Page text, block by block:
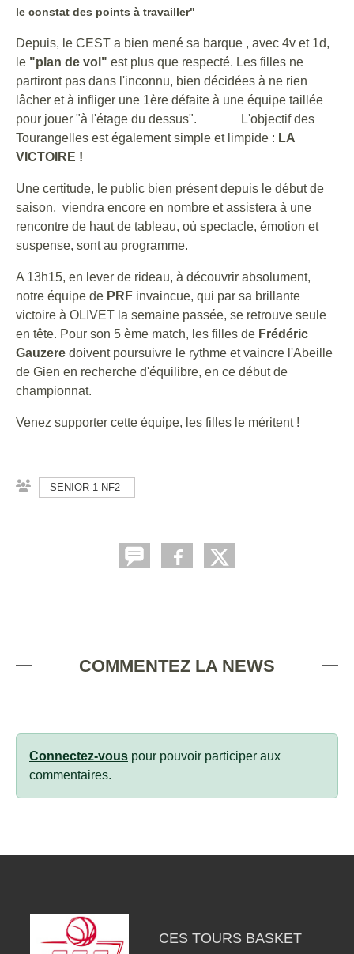
le constat des points à travailler"
Depuis, le CEST a bien mené sa barque , avec 4v et 1d,
le "plan de vol" est plus que respecté. Les filles ne
partiront pas dans l'inconnu, bien décidées à ne rien
lâcher et à infliger une 1ère défaite à une équipe taillée
pour jouer "à l'étage du dessus". L'objectif des
Tourangelles est également simple et limpide : LA
VICTOIRE !
Une certitude, le public bien présent depuis le début de
saison, viendra encore en nombre et assistera à une
rencontre de haut de tableau, où spectacle, émotion et
suspense, sont au programme.
A 13h15, en lever de rideau, à découvrir absolument,
notre équipe de PRF invaincue, qui par sa brillante
victoire à OLIVET la semaine passée, se retrouve seule
en tête. Pour son 5 ème match, les filles de Frédéric
Gauzere doivent poursuivre le rythme et vaincre l'Abeille
de Gien en recherche d'équilibre, en ce début de
championnat.
Venez supporter cette équipe, les filles le méritent !
SENIOR-1 NF2
COMMENTEZ LA NEWS
Connectez-vous pour pouvoir participer aux
commentaires.
CES TOURS BASKET